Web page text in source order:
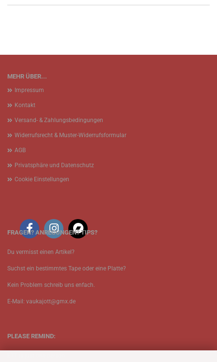
MEHR ÜBER...
Impressum
Kontakt
Versand- & Zahlungsbedingungen
Widerrufsrecht & Muster-Widerrufsformular
AGB
Privatsphäre und Datenschutz
Cookie Einstellungen
FRAGEN? ANREGUNGEN? TIPS?
Du vermisst einen Artikel?
Suchst ein bestimmtes Tape oder eine Platte?
Kein Problem schreib uns enfach.
E-Mail: vaukajott@gmx.de
PLEASE REMIND: